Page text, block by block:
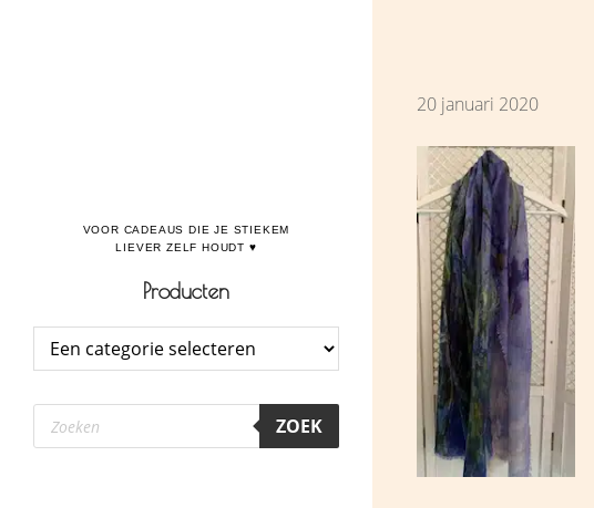
Producten
Producten
zoeken ZOEK
20 januari 2020